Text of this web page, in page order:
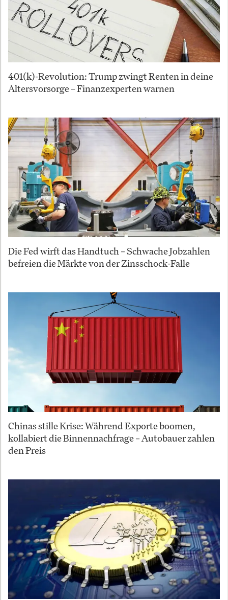
401(k)-Revolution: Trump zwingt Renten in deine
Altersvorsorge – Finanzexperten warnen
Die Fed wirft das Handtuch – Schwache Jobzahlen
befreien die Märkte von der Zinsschock-Falle
Chinas stille Krise: Während Exporte boomen,
kollabiert die Binnennachfrage – Autobauer zahlen
den Preis